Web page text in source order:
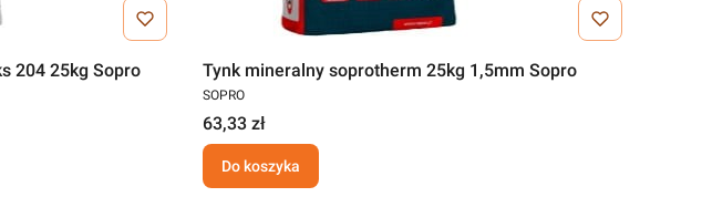
204 25kg Sopro Tynk mineralny soprotherm 25kg 1,5mm Sopro
SOPRO
63,33 zł
Do koszyka